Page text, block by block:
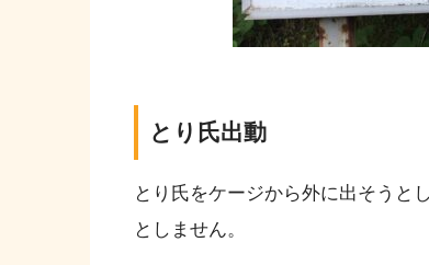
とり氏出動
とり氏をケージから外に出そうと
としません。